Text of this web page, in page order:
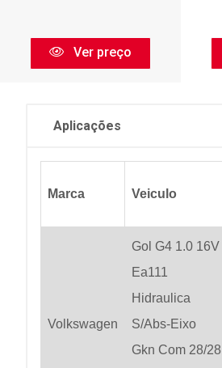
Ver preço
Aplicações
Marca Veiculo
Volkswagen
Gol G4 1.0 16V
Ea111
Hidraulica
S/Abs-Eixo
Gkn Com 28/28